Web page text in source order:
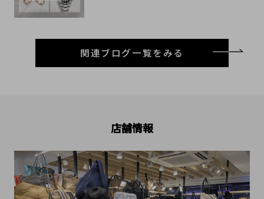
関連ブログ一覧をみる
店舗情報